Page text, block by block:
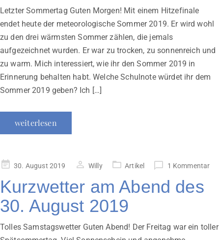
Letzter Sommertag Guten Morgen! Mit einem Hitzefinale
endet heute der meteorologische Sommer 2019. Er wird wohl
zu den drei wärmsten Sommer zählen, die jemals
aufgezeichnet wurden. Er war zu trocken, zu sonnenreich und
zu warm. Mich interessiert, wie ihr den Sommer 2019 in
Erinnerung behalten habt. Welche Schulnote würdet ihr dem
Sommer 2019 geben? Ich […]
weiterlesen
Veröffentlicht
30. August 2019 Willy Artikel 1 Kommentar
Kurzwetter am Abend des
30. August 2019
Tolles Samstagswetter Guten Abend! Der Freitag war ein toller